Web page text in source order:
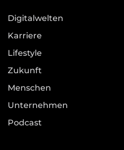
Digitalwelten
Karriere
Lifestyle
Zukunft
Menschen
Unternehmen
Podcast